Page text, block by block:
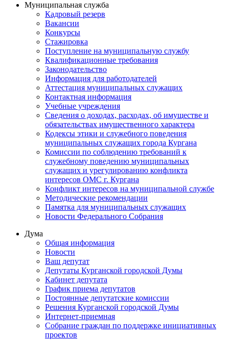
Муниципальная служба
Кадровый резерв
Вакансии
Конкурсы
Стажировка
Поступление на муниципальную службу
Квалификационные требования
Законодательство
Информация для работодателей
Аттестация муниципальных служащих
Контактная информация
Учебные учреждения
Сведения о доходах, расходах, об имуществе и
обязательствах имущественного характера
Кодексы этики и служебного поведения
муниципальных служащих города Кургана
Комиссии по соблюдению требований к
служебному поведению муниципальных
служащих и урегулированию конфликта
интересов ОМС г. Кургана
Конфликт интересов на муниципальной службе
Методические рекомендации
Памятка для муниципальных служащих
Новости Федерального Cобрания
Дума
Общая информация
Новости
Ваш депутат
Депутаты Курганской городской Думы
Кабинет депутата
График приема депутатов
Постоянные депутатские комиссии
Решения Курганской городской Думы
Интернет-приемная
Собрание граждан по поддержке инициативных
проектов